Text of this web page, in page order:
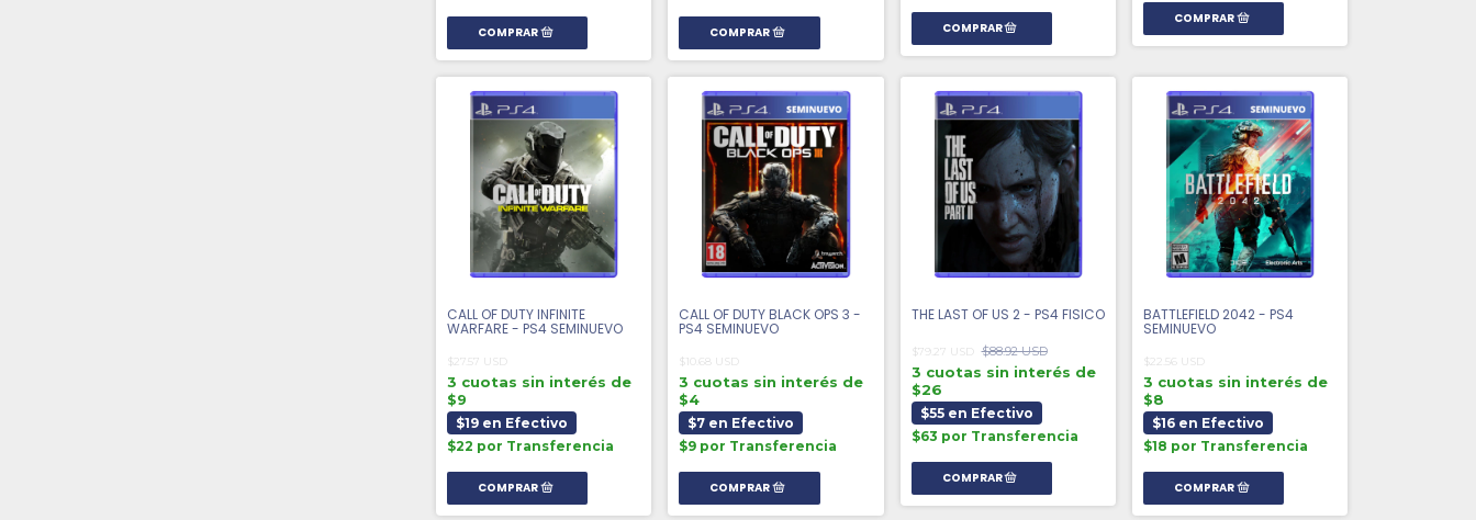
CALL OF DUTY INFINITE
WARFARE - PS4 SEMINUEVO
$27.57 USD
3 cuotas sin interés de
$9
$19 en Efectivo
$22 por Transferencia
CALL OF DUTY BLACK OPS 3 -
PS4 SEMINUEVO
$10.68 USD
3 cuotas sin interés de
$4
$7 en Efectivo
$9 por Transferencia
THE LAST OF US 2 - PS4 FISICO
$79.27 USD $88.92 USD
3 cuotas sin interés de
$26
$55 en Efectivo
$63 por Transferencia
BATTLEFIELD 2042 - PS4
SEMINUEVO
$22.56 USD
3 cuotas sin interés de
$8
$16 en Efectivo
$18 por Transferencia